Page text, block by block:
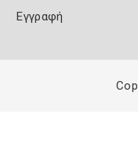
Εγγραφή